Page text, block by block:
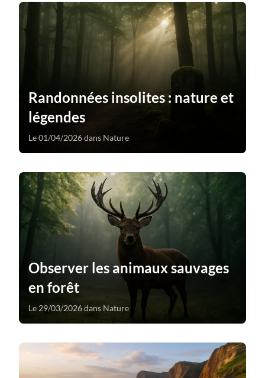
Randonnées insolites : nature et
légendes
Le 01/04/2026 dans Nature
Observer les animaux sauvages
en forêt
Le 29/03/2026 dans Nature